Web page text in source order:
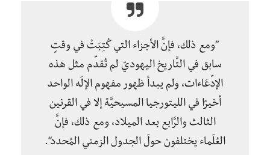
”ومع ذلك، فإنَّ الأجزاء التي كُتِبَتْ في وقتٍ
سابق في التَّاريخ اليهوديّ لم تُقدِّم مثل هذه
الإدِّعَاءات، ولم يبدأ ظهور مفهوم الإلَه الواحد
أخيرًا في الليتورجيا المسيحيَّة إلا في القرنين
الثالث والرَّابع بعد الميلاد، ومع ذلك، فإنَّ
العُلَماء يختلفون حولَ الجدول الزمني المُحدد“.